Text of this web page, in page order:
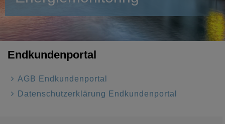
Endkundenportal
AGB Endkundenportal
Datenschutzerklärung Endkundenportal